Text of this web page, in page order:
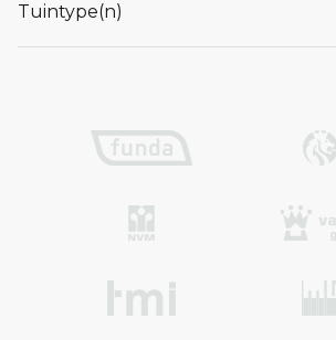
Tuintype(n)